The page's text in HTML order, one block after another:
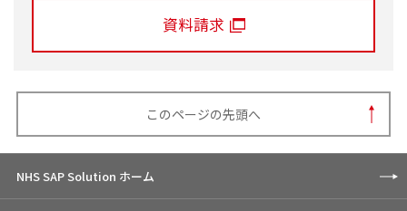
資料請求
このページの先頭へ
NHS SAP Solution ホーム